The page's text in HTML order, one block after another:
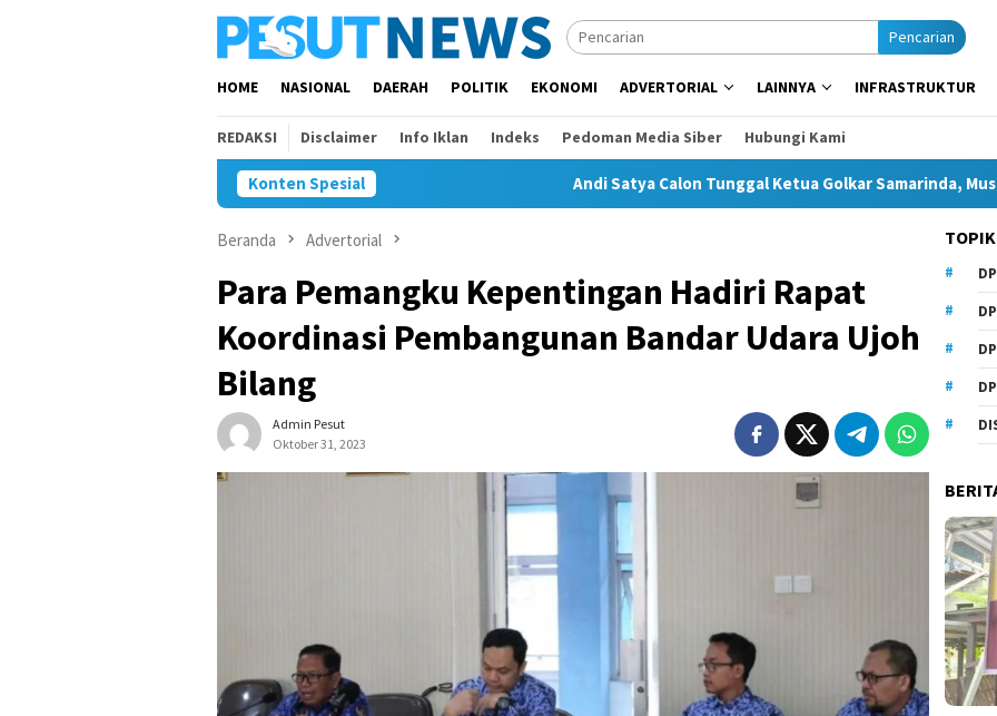
Pencarian
HOME NASIONAL DAERAH POLITIK EKONOMI ADVERTORIAL LAINNYA INFRASTRUKTUR
REDAKSI Disclaimer Info Iklan Indeks Pedoman Media Siber Hubungi Kami
Konten Spesial Andi Satya Calon Tunggal Ketua Golkar Samarinda, Musda Siap
Beranda Advertorial
Para Pemangku Kepentingan Hadiri Rapat
Koordinasi Pembangunan Bandar Udara Ujoh
Bilang
Admin Pesut
Oktober 31, 2023